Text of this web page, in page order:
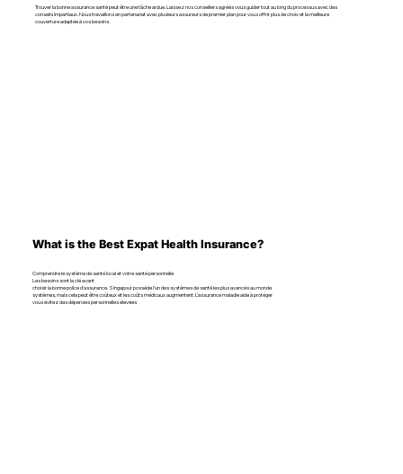
Trouver la bonne assurance santé peut être une tâche ardue. Laissez nos conseillers agréés vous guider tout au long du processus avec des
conseils impartiaux. Nous travaillons en partenariat avec plusieurs assureurs de premier plan pour vous offrir plus de choix et la meilleure
couverture adaptée à vos besoins.
What is the Best Expat Health Insurance?
Comprendre le système de santé local et votre santé personnelle
Les besoins sont la clé avant
choisir la bonne police d’assurance. Singapour possède l'un des systèmes de santé les plus avancés au monde
systèmes, mais cela peut être coûteux et les coûts médicaux augmentent. L’assurance maladie aide à protéger
vous évitez des dépenses personnelles élevées